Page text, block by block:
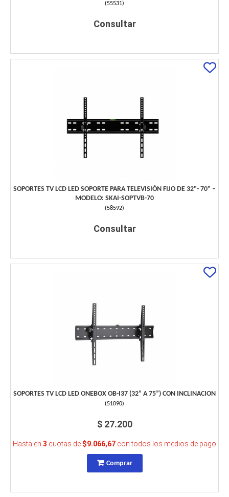
(55531)
Consultar
SOPORTES TV LCD LED SOPORTE PARA TELEVISIÓN FIJO DE 32"- 70" –
MODELO: SKAI-SOPTVB-70
(58592)
Consultar
SOPORTES TV LCD LED ONEBOX OB-I37 (32” A 75”) CON INCLINACION
(51090)
$ 27.200
Hasta en 3 cuotas de $9.066,67 con todos los medios de pago
Comprar